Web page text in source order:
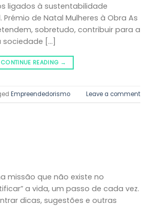
ligados à sustentabilidade
de Natal Mulheres à Obra As
sobretudo, contribuir para a
[…]
CONTINUE READING →
Empreendedorismo Leave a comment
missão que não existe no
a vida, um passo de cada vez.
dicas, sugestões e outras